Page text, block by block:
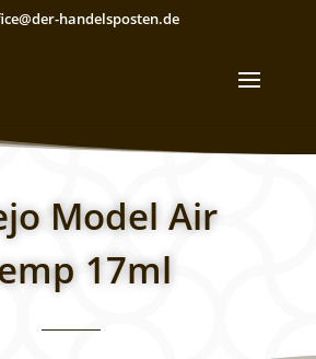
handelsposten.de
Model Air
17ml